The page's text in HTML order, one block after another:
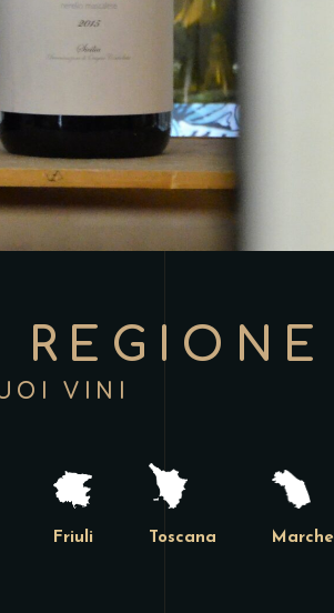
VINI
Friuli Toscana Marche